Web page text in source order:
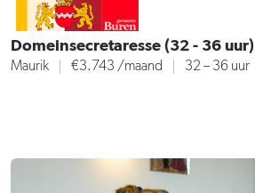
Domeinsecretaresse (32 - 36 uur)
Maurik €3.743 /maand 32 – 36 uur